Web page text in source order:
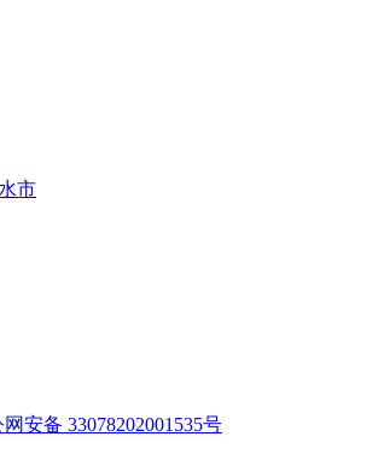
市
安备 33078202001535号